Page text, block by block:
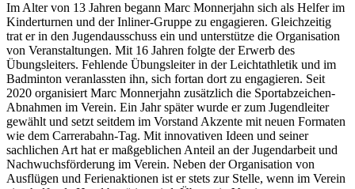
Im Alter von 13 Jahren begann Marc Monnerjahn sich als Helfer im
Kinderturnen und der Inliner-Gruppe zu engagieren. Gleichzeitig
trat er in den Jugendausschuss ein und unterstütze die Organisation
von Veranstaltungen. Mit 16 Jahren folgte der Erwerb des
Übungsleiters. Fehlende Übungsleiter in der Leichtathletik und im
Badminton veranlassten ihn, sich fortan dort zu engagieren. Seit
2020 organisiert Marc Monnerjahn zusätzlich die Sportabzeichen-
Abnahmen im Verein. Ein Jahr später wurde er zum Jugendleiter
gewählt und setzt seitdem im Vorstand Akzente mit neuen Formaten
wie dem Carrerabahn-Tag. Mit innovativen Ideen und seiner
sachlichen Art hat er maßgeblichen Anteil an der Jugendarbeit und
Nachwuchsförderung im Verein. Neben der Organisation von
Ausflügen und Ferienaktionen ist er stets zur Stelle, wenn im Verein